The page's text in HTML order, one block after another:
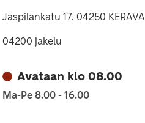
Jäspilänkatu 17, 04250 KERAVA
04200 jakelu
Avataan klo 08.00
Ma-Pe 8.00 - 16.00